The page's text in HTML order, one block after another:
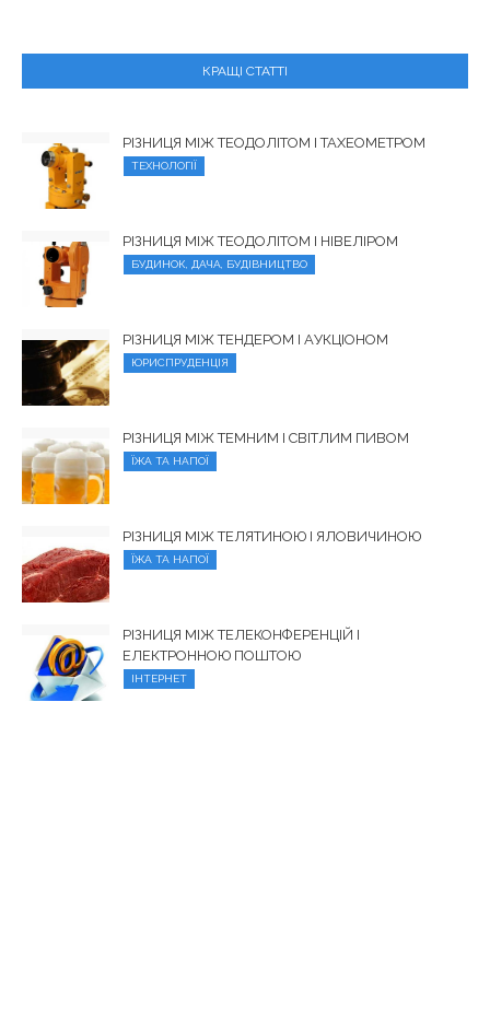
КРАЩІ СТАТТІ
РІЗНИЦЯ МІЖ ТЕОДОЛІТОМ І ТАХЕОМЕТРОМ
ТЕХНОЛОГІЇ
РІЗНИЦЯ МІЖ ТЕОДОЛІТОМ І НІВЕЛІРОМ
БУДИНОК, ДАЧА, БУДІВНИЦТВО
РІЗНИЦЯ МІЖ ТЕНДЕРОМ І АУКЦІОНОМ
ЮРИСПРУДЕНЦІЯ
РІЗНИЦЯ МІЖ ТЕМНИМ І СВІТЛИМ ПИВОМ
ЇЖА ТА НАПОЇ
РІЗНИЦЯ МІЖ ТЕЛЯТИНОЮ І ЯЛОВИЧИНОЮ
ЇЖА ТА НАПОЇ
РІЗНИЦЯ МІЖ ТЕЛЕКОНФЕРЕНЦІЙ І
ЕЛЕКТРОННОЮ ПОШТОЮ
ІНТЕРНЕТ